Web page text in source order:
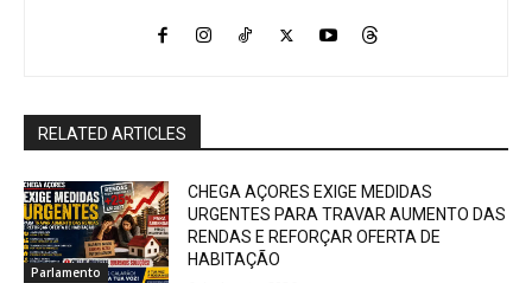
RELATED ARTICLES
Parlamento
CHEGA AÇORES EXIGE MEDIDAS
URGENTES PARA TRAVAR AUMENTO DAS
RENDAS E REFORÇAR OFERTA DE
HABITAÇÃO